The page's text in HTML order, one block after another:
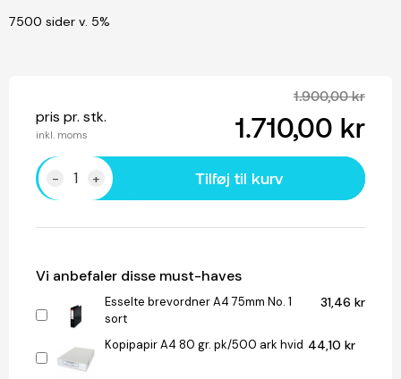
7500 sider v. 5%
1.900,00 kr
pris pr. stk.
inkl. moms 1.710,00 kr
- + Tilføj til kurv
Vi anbefaler disse must-haves
Esselte brevordner A4 75mm No. 1
sort
31,46 kr
Kopipapir A4 80 gr. pk/500 ark hvid 44,10 kr